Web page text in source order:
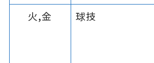
火,金 球技